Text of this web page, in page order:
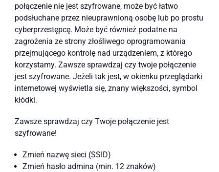
połączenie nie jest szyfrowane, może być łatwo
podsłuchane przez nieuprawnioną osobę lub po prostu
cyberprzestępcę. Może być również podatne na
zagrożenia ze strony złośliwego oprogramowania
przejmującego kontrolę nad urządzeniem, z którego
korzystamy. Zawsze sprawdzaj czy twoje połączenie
jest szyfrowane. Jeżeli tak jest, w okienku przeglądarki
internetowej wyświetla się, znany większości, symbol
kłódki.
Zawsze sprawdzaj czy Twoje połączenie jest
szyfrowane!
Zmień nazwę sieci (SSID)
Zmień hasło admina (min. 12 znaków)